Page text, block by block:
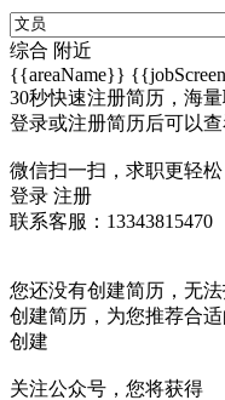
综合 附近
{{areaName}}
30秒快速注册简历，海
登录或注册简历后可以
微信扫一扫，求职更轻松
登录 注册
联系客服：13343815470
您还没有创建简历，无
创建简历，为您推荐合
创建
关注公众号，您将获得